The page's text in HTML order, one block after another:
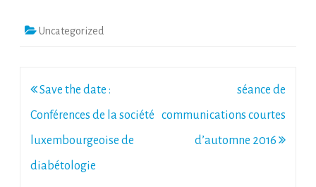
Uncategorized
Post
navigation
Save the date :
Conférences de la société
luxembourgeoise de
diabétologie
séance de
communications courtes
d’automne 2016